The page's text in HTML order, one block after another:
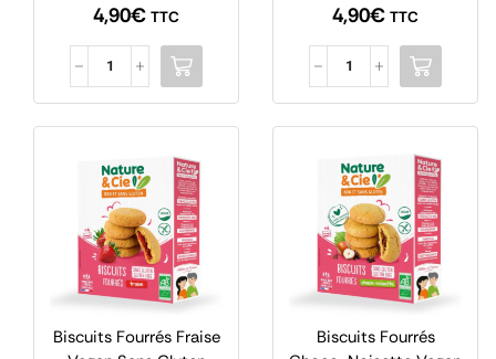
4,90€ TTC 4,90€ TTC
Biscuits Fourrés Fraise
Biscuits Fourrés